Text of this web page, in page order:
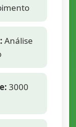
Análise
3000